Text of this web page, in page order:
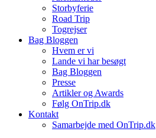
Storbyferie
Road Trip
Togrejser
Bag Bloggen
Hvem er vi
Lande vi har besøgt
Bag Bloggen
Presse
Artikler og Awards
Følg OnTrip.dk
Kontakt
Samarbejde med OnTrip.dk